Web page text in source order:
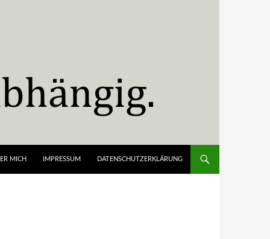
MICH IMPRESSUM DATENSCHUTZERKLÄRUNG